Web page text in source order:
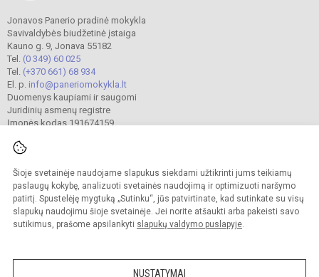
Šioje svetainėje naudojame slapukus siekdami užtikrinti jums teikiamų
paslaugų kokybę, analizuoti svetainės naudojimą ir optimizuoti naršymo
patirtį. Spustelėję mygtuką „Sutinku“, jūs patvirtinate, kad sutinkate su visų
slapukų naudojimu šioje svetainėje. Jei norite atšaukti arba pakeisti savo
sutikimus, prašome apsilankyti slapukų valdymo puslapyje.
NUSTATYMAI
Jonavos Panerio pradinė mokykla
Savivaldybės biudžetinė įstaiga
Kauno g. 9, Jonava 55182
Tel. (0 349) 60 025
Tel. (+370 661) 68 934
El. p. info@paneriomokykla.lt
Duomenys kaupiami ir saugomi
Juridinių asmenų registre
Įmonės kodas 191674159
© 2023. Jonavos Panerio pradinė mokykla. Visos teisės saugomos.
Kopijuoti turinį be raštiško įstaigos administracijos sutikimo griežtai draudžiama.
Prieinamumo paraiška Slapukų valdymas
Sumanus būdas atnaujinti